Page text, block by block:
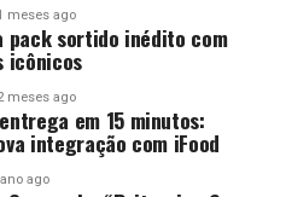
meses ago
pack sortido inédito com
icônicos
meses ago
em 15 minutos:
integração com iFood
ago